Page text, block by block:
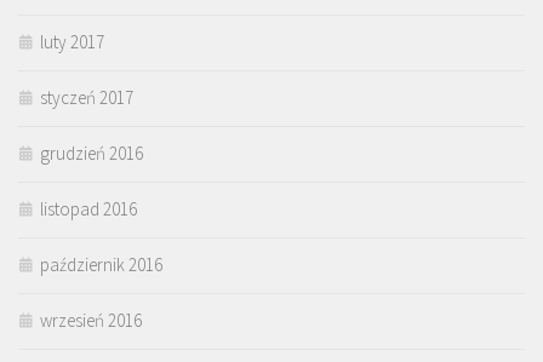
luty 2017
styczeń 2017
grudzień 2016
listopad 2016
październik 2016
wrzesień 2016